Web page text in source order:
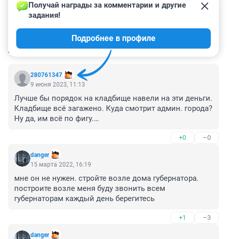
КОММЕНТАРИИ 162
280761347
Получай награды за комментарии и другие
задания!
Подробнее в профиле
9 июня 2023, 11:13
Лучше бы порядок на кладбище навели на эти деньги.
Кладбище всё загажено. Куда смотрит админ. города?
Ну да, им всё по фигу.
Смотрите, как в ближайшее будущее Моор окажется в
Москве, как и Собянин как и алкаш , предыдущий
губернатор. Им безразличны и люди и экология...
+0 –0
danger
15 марта 2022, 16:19
мне он не нужен. стройте возле дома губернатора.
построите возле меня буду звонить всем
губернаторам каждый день берегитесь
+1 –3
danger